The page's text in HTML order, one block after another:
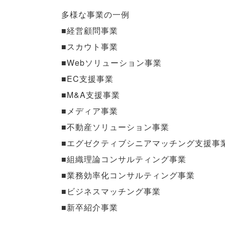
多様な事業の一例
■経営顧問事業
■スカウト事業
■Webソリューション事業
■EC支援事業
■M&A支援事業
■メディア事業
■不動産ソリューション事業
■エグゼクティブシニアマッチング支援事
■組織理論コンサルティング事業
■業務効率化コンサルティング事業
■ビジネスマッチング事業
■新卒紹介事業